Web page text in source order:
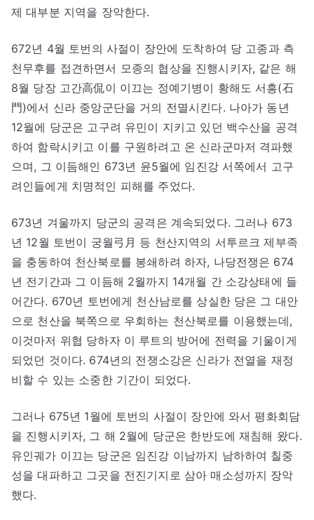
제 대부분 지역을 장악한다.
672년 4월 토번의 사절이 장안에 도착하여 당 고종과 측
천무후를 접견하면서 모종의 협상을 진행시키자, 같은 해
8월 당장 고간高侃이 이끄는 정예기병이 황해도 서흥(石
門)에서 신라 중앙군단을 거의 전멸시킨다. 나아가 동년
12월에 당군은 고구려 유민이 지키고 있던 백수산을 공격
하여 함락시키고 이를 구원하려고 온 신라군마저 격파했
으며, 그 이듬해인 673년 윤5월에 임진강 서쪽에서 고구
려인들에게 치명적인 피해를 주었다.
673년 겨울까지 당군의 공격은 계속되었다. 그러나 673
년 12월 토번이 궁월弓月 등 천산지역의 서투르크 제부족
을 충동하여 천산북로를 봉쇄하려 하자, 나당전쟁은 674
년 전기간과 그 이듬해 2월까지 14개월 간 소강상태에 들
어간다. 670년 토번에게 천산남로를 상실한 당은 그 대안
으로 천산을 북쪽으로 우회하는 천산북로를 이용했는데,
이것마저 위협 당하자 이 루트의 방어에 전력을 기울이게
되었던 것이다. 674년의 전쟁소강은 신라가 전열을 재정
비할 수 있는 소중한 기간이 되었다.
그러나 675년 1월에 토번의 사절이 장안에 와서 평화회담
을 진행시키자, 그 해 2월에 당군은 한반도에 재침해 왔다.
유인궤가 이끄는 당군은 임진강 이남까지 남하하여 칠중
성을 대파하고 그곳을 전진기지로 삼아 매소성까지 장악
했다.